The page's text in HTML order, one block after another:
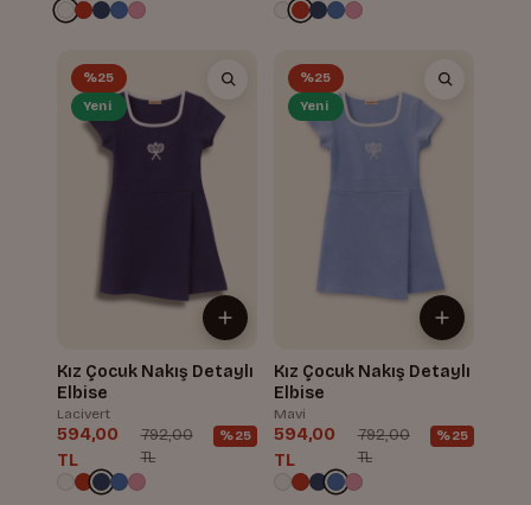
%25
Yeni
Kız Çocuk Nakış Detaylı
Elbise
Lacivert
594,00
TL
792,00
TL
%25
%25
Yeni
Kız Çocuk Nakış Detaylı
Elbise
Mavi
594,00
TL
792,00
TL
%25